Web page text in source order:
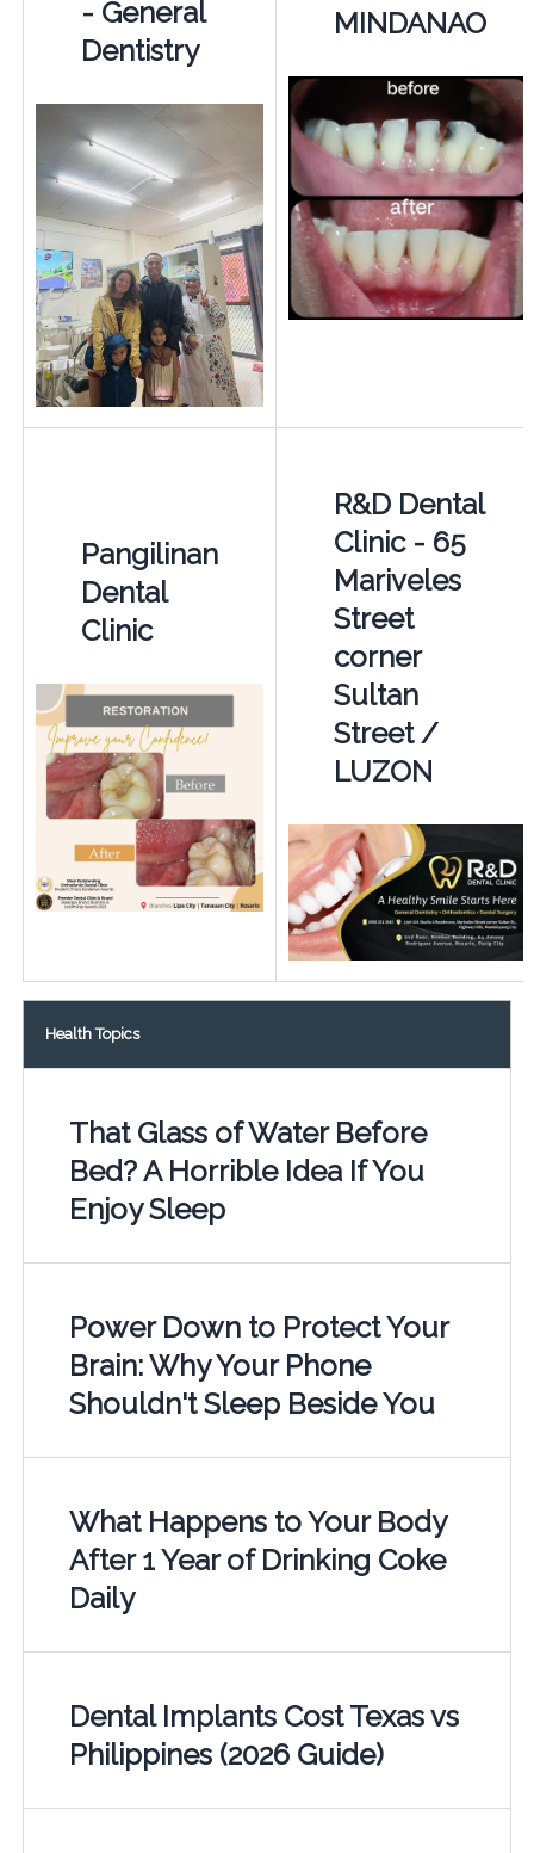
- General
Dentistry
MINDANAO
Pangilinan
Dental
Clinic
R&D Dental
Clinic - 65
Mariveles
Street
corner
Sultan
Street /
LUZON
Health Topics
That Glass of Water Before
Bed? A Horrible Idea If You
Enjoy Sleep
Power Down to Protect Your
Brain: Why Your Phone
Shouldn't Sleep Beside You
What Happens to Your Body
After 1 Year of Drinking Coke
Daily
Dental Implants Cost Texas vs
Philippines (2026 Guide)